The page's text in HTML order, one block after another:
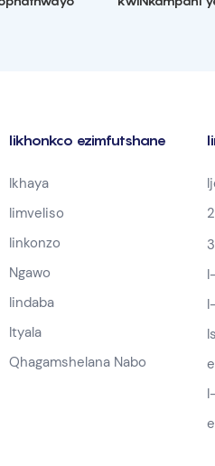
Iikhonkco ezimfutshane
Ikhaya
Iimveliso
Iinkonzo
Ngawo
Iindaba
Ityala
Qhagamshelana Nabo